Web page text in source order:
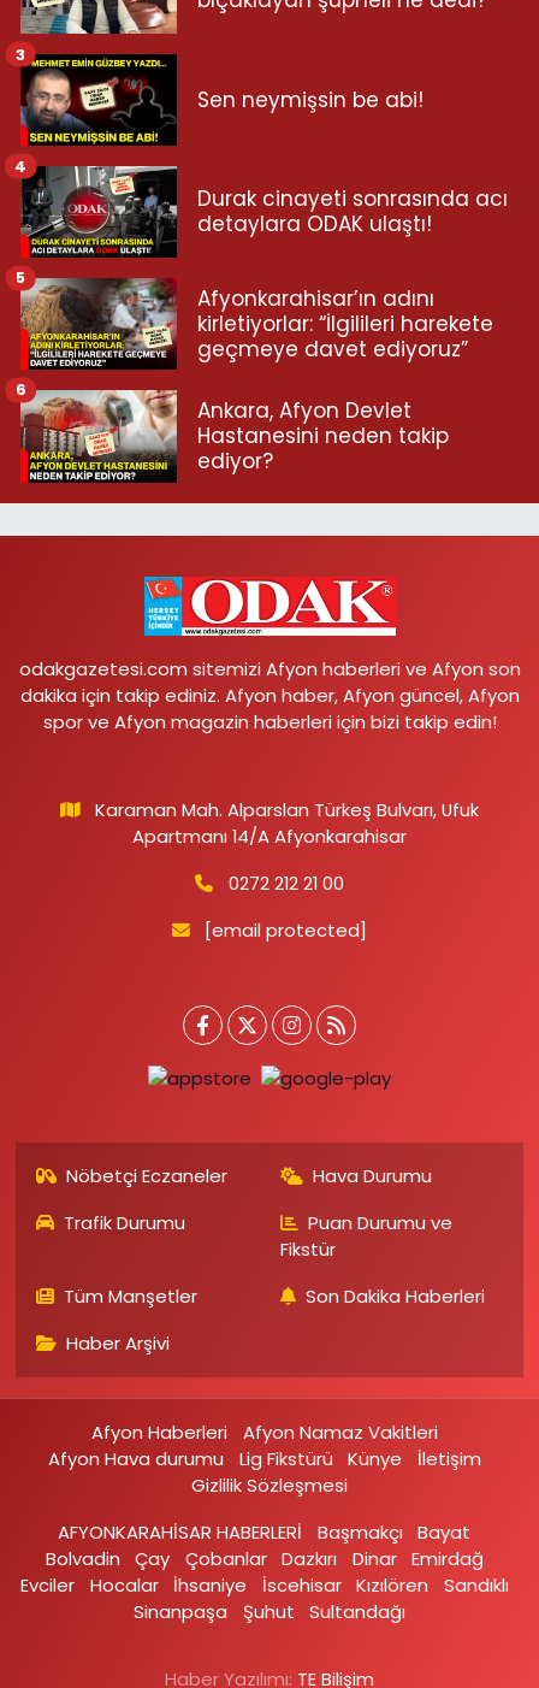
Sen neymişsin be abi!
3
Durak cinayeti sonrasında acı
detaylara ODAK ulaştı!
4
Afyonkarahisar’ın adını
kirletiyorlar: “İlgilileri harekete
geçmeye davet ediyoruz”
5
Ankara, Afyon Devlet
Hastanesini neden takip
ediyor?
6
odakgazetesi.com sitemizi Afyon haberleri ve Afyon son
dakika için takip ediniz. Afyon haber, Afyon güncel, Afyon
spor ve Afyon magazin haberleri için bizi takip edin!
Karaman Mah. Alparslan Türkeş Bulvarı, Ufuk
Apartmanı 14/A Afyonkarahisar
0272 212 21 00
[email protected]
Nöbetçi Eczaneler
Hava Durumu
Trafik Durumu
Puan Durumu ve
Fikstür
Tüm Manşetler
Son Dakika Haberleri
Haber Arşivi
Afyon Haberleri
Afyon Namaz Vakitleri
Afyon Hava durumu
Lig Fikstürü Künye
İletişim
Gizlilik Sözleşmesi
AFYONKARAHİSAR HABERLERİ
Başmakçı
Bayat
Bolvadin
Çay Çobanlar Dazkırı Dinar Emirdağ‎
Evciler‎
Hocalar İhsaniye‎ İscehisar Kızılören‎
Sandıklı‎
Sinanpaşa
Şuhut Sultandağı
Haber Yazılımı: TE Bilişim